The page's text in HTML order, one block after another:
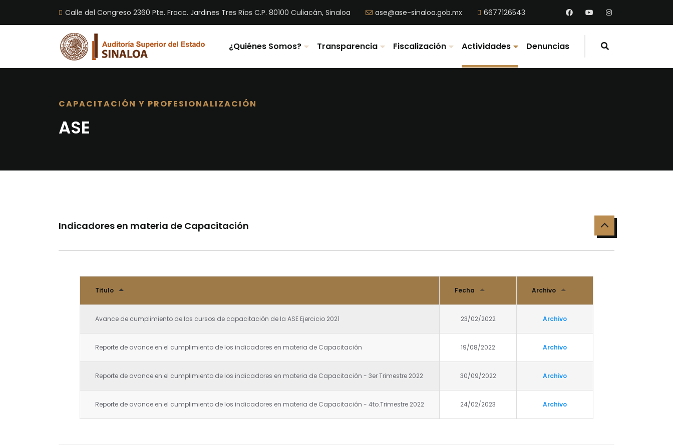
Calle del Congreso 2360 Pte. Fracc. Jardines Tres Ríos C.P. 80100 Culiacán, Sinaloa ase@ase-sinaloa.gob.mx 6677126543
¿Quiénes Somos? Transparencia Fiscalización Actividades Denuncias
CAPACITACIÓN Y PROFESIONALIZACIÓN
ASE
Indicadores en materia de Capacitación
Titulo Fecha Archivo
Avance de cumplimiento de los cursos de capacitación de la ASE Ejercicio 2021 23/02/2022 Archivo
Reporte de avance en el cumplimiento de los indicadores en materia de Capacitación 19/08/2022 Archivo
Reporte de avance en el cumplimiento de los indicadores en materia de Capacitación - 3er Trimestre 2022 30/09/2022 Archivo
Reporte de avance en el cumplimiento de los indicadores en materia de Capacitación - 4to.Trimestre 2022 24/02/2023 Archivo